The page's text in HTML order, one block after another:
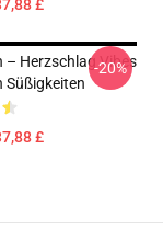
£
– Herzschlag Vibes
Süßigkeiten
£
-20%